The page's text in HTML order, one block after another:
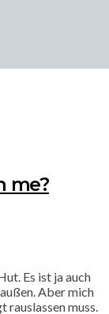
me?
Es ist ja auch
Aber mich
rauslassen muss.